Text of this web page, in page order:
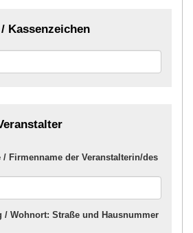
Kassenzeichen
/ Firmenname der Veranstalterin/des
/ Wohnort: Straße und Hausnummer